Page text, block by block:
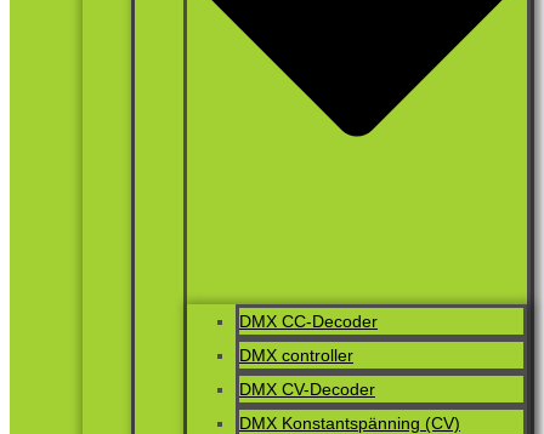
DMX CC-Decoder
DMX controller
DMX CV-Decoder
DMX Konstantspänning (CV)